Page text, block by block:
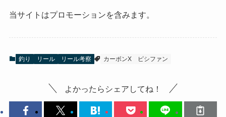
当サイトはプロモーションを含みます。
釣り リール リール考察 カーボンX ピシファン
よかったらシェアしてね！